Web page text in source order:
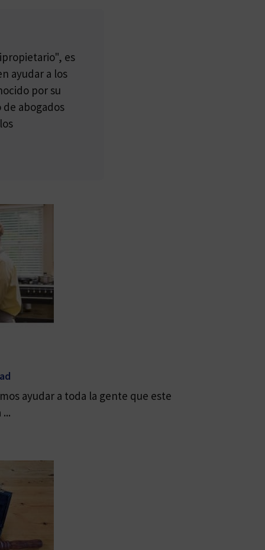
es
ayudar a los
por su
abogados
ayudar a toda la gente que este